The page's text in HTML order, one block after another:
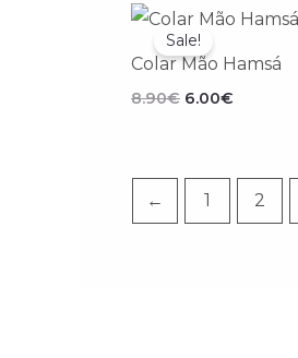
Sale!
Colar Mão Hamsá
8.90€
O
preço
original
era:
8.90€.
6.00€
O
preço
é:
← 1 2